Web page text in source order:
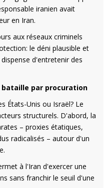
iranien avait
en Iran.
aux réseaux criminels
le déni plausible et
d'entretenir des
bataille par procuration
États-Unis ou Israël? Le
structurels. D'abord, la
– proxies étatiques,
radicalisés – autour d'un
à l'Iran d'exercer une
sans franchir le seuil d'une